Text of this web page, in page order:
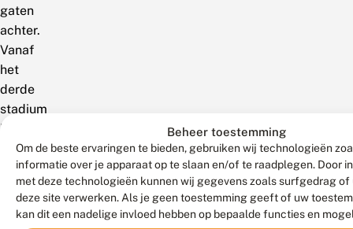
Beheer toestemming
Om de beste ervaringen te bieden, gebruiken wij technologieën
informatie over je apparaat op te slaan en/of te raadplegen. Door
met deze technologieën kunnen wij gegevens zoals surfgedrag of
deze site verwerken. Als je geen toestemming geeft of uw
kan dit een nadelige invloed hebben op bepaalde functies en
gaten
achter.
Vanaf
het
derde
stadium
leven
meestal
het